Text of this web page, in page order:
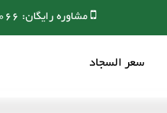
مشاوره رایگان:
سعر السجاد